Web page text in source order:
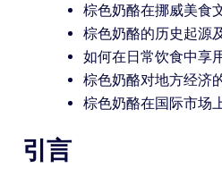
棕色奶酪在挪威美食
棕色奶酪的历史起源
如何在日常饮食中享
棕色奶酪对地方经济
棕色奶酪在国际市场
引言